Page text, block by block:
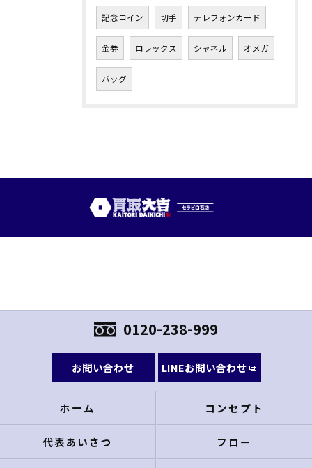
記念コイン 切手 テレフォンカード
金券 ロレックス シャネル オメガ
バッグ
0120-238-999
お問い合わせ LINEお問い合わせ
ホーム コンセプト
代表あいさつ フロー